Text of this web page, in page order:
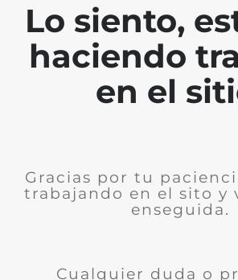
Lo siento,
haciendo
en el
Gracias por tu
trabajando en el sito y
enseguida.
Cualquier duda o